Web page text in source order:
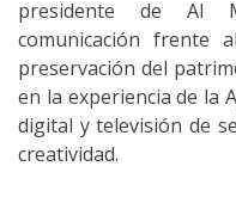
presidente de Al
comunicación frente
preservación del
en la experiencia de la
digital y televisión de
creatividad.